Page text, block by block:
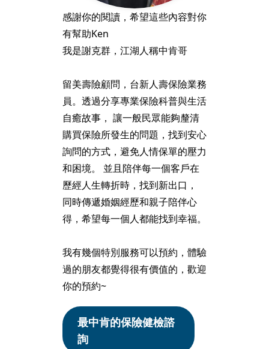
感謝你的閱讀，希望這些內容對你
有幫助Ken
我是謝克群，江湖人稱中肯哥
留美壽險顧問，台新人壽保險業務
員。透過分享專業保險科普與生活
自癒故事， 讓一般民眾能夠釐清
購買保險所發生的問題，找到安心
詢問的方式，避免人情保單的壓力
和困境。 並且陪伴每一個客戶在
歷經人生轉折時，找到新出口，
同時傳遞婚姻經歷和親子陪伴心
得，希望每一個人都能找到幸福。
我有幾個特別服務可以預約，體驗
過的朋友都覺得很有價值的，歡迎
你的預約~
最中肯的保險健檢諮
詢